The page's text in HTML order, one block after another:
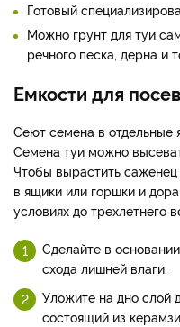
Готовый
Можно грунт для туи
речного песка, дерна и
Емкости для
Сеют семена в
Семена туи можно
Чтобы вырастить
в ящики или горшки и
условиях до трехлетнего
Сделайте в
схода лишней влаги.
Уложите на дно слой
состоящий из